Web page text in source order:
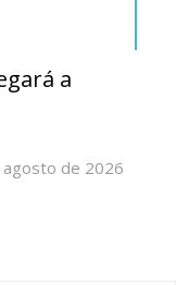
el
a
agosto de 2026